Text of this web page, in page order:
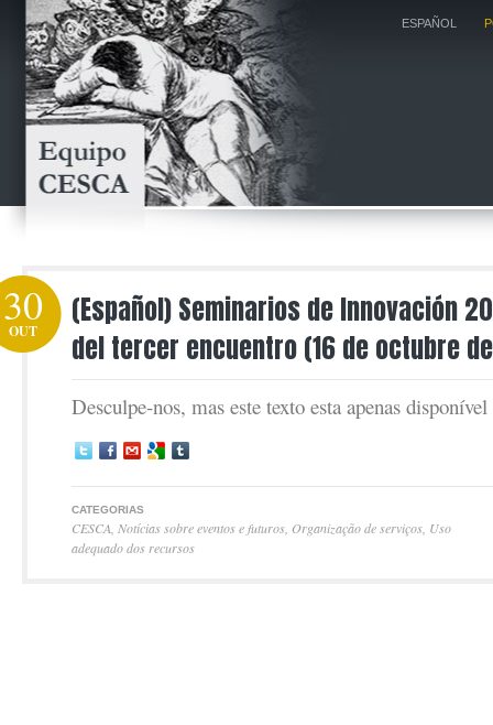
ESPAÑOL
(Español) Seminarios de Innovación
del tercer encuentro (16 de octubre
30
OUT
Desculpe-nos, mas este texto esta apenas
CATEGORIAS
CESCA Notícias sobre eventos e futuros Organização de serviços Uso
adequado dos recursos